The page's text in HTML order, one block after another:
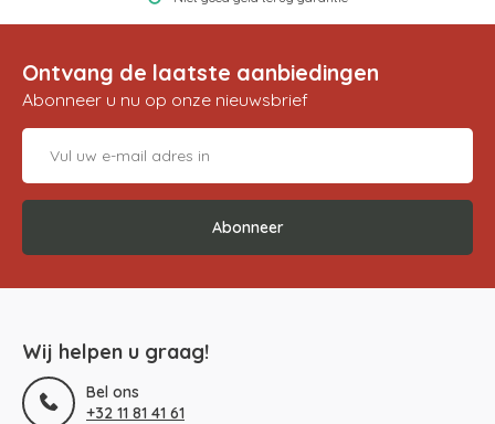
Ontvang de laatste aanbiedingen
Abonneer u nu op onze nieuwsbrief
Abonneer
Wij helpen u graag!
Bel ons
+32 11 81 41 61